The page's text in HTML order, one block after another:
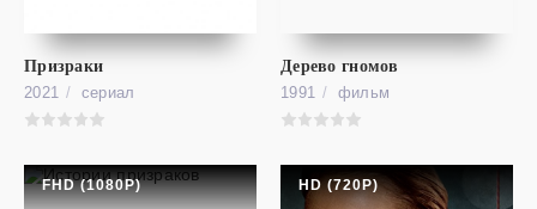
Призраки
2021
cериал
Дерево гномов
1991
фильм
FHD (1080P) HD (720P)